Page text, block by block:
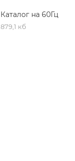
Каталог на 60Гц
879,1 кб